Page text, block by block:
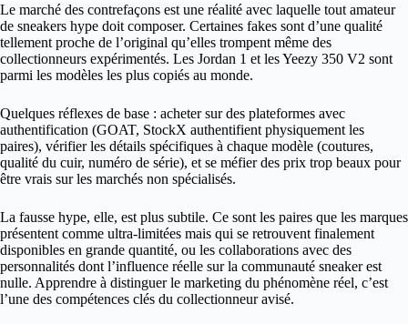
Le marché des contrefaçons est une réalité avec laquelle tout amateur
de sneakers hype doit composer. Certaines fakes sont d’une qualité
tellement proche de l’original qu’elles trompent même des
collectionneurs expérimentés. Les Jordan 1 et les Yeezy 350 V2 sont
parmi les modèles les plus copiés au monde.
Quelques réflexes de base : acheter sur des plateformes avec
authentification (GOAT, StockX authentifient physiquement les
paires), vérifier les détails spécifiques à chaque modèle (coutures,
qualité du cuir, numéro de série), et se méfier des prix trop beaux pour
être vrais sur les marchés non spécialisés.
La fausse hype, elle, est plus subtile. Ce sont les paires que les marques
présentent comme ultra-limitées mais qui se retrouvent finalement
disponibles en grande quantité, ou les collaborations avec des
personnalités dont l’influence réelle sur la communauté sneaker est
nulle. Apprendre à distinguer le marketing du phénomène réel, c’est
l’une des compétences clés du collectionneur avisé.